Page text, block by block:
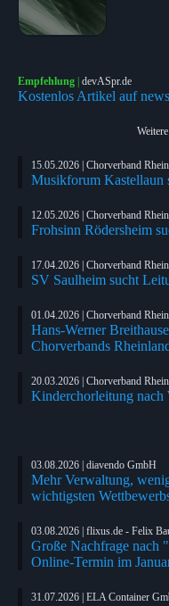
Empfehlung | devASpr.de
Kostenlos Artikel auf
15.05.2026 | Chorverband
Musikforum Kastellaun
12.05.2026 | Chorverband
Frohsinn Rödersheim
17.04.2026 | Chorverband
SV Saulheim sucht
01.04.2026 | Chorverband
Hans-Werner
Chorverbands
20.03.2026 | Chorverband
Kinderchorleitung nach
03.08.2026 | diavendo GmbH
Mehr Verwaltung,
wichtigsten
03.08.2026 | flixus.de - Felix
Große Nachfrage nach
Online-Termin im
31.07.2026 | ELA Container